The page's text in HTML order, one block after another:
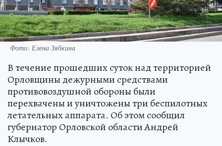
Фото: Елена Зябкина
В течение прошедших суток над территорией
Орловщины дежурными средствами
противовоздушной обороны были
перехвачены и уничтожены три беспилотных
летательных аппарата. Об этом сообщил
губернатор Орловской области Андрей
Клычков.